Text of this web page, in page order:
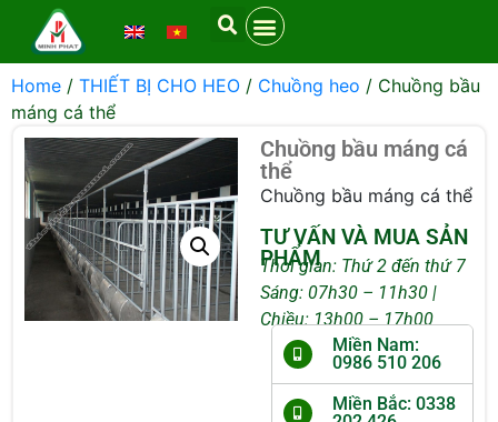
Home / THIẾT BỊ CHO HEO / Chuồng heo / Chuồng bầu
máng cá thể
Chuồng bầu máng cá
thể
Chuồng bầu máng cá thể
TƯ VẤN VÀ MUA SẢN
PHẨM
Thời gian: Thứ 2 đến thứ 7
Sáng: 07h30 – 11h30 |
Chiều: 13h00 – 17h00
Miền Nam:
0986 510 206
Miền Bắc: 0338